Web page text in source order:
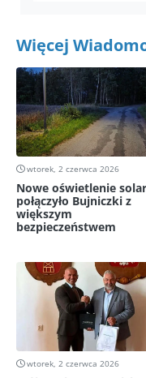
Więcej
wtorek, 2 czerwca 2026
Nowe oświetlenie
połączyło Bujniczki z
większym
bezpieczeństwem
wtorek, 2 czerwca 2026